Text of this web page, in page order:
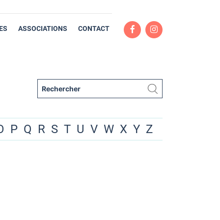
ASSOCIATIONS CONTACT
P Q R S T U V W X Y Z